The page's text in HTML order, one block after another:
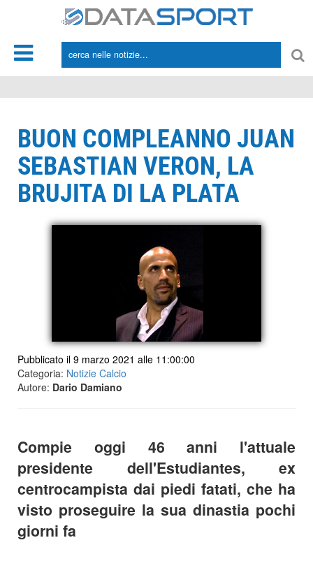
BUON COMPLEANNO JUAN
SEBASTIAN VERON, LA
BRUJITA DI LA PLATA
Pubblicato il 9 marzo 2021 alle 11:00:00
Categoria: Notizie Calcio
Autore: Dario Damiano
Compie oggi 46 anni l'attuale
presidente dell'Estudiantes, ex
centrocampista dai piedi fatati, che ha
visto proseguire la sua dinastia pochi
giorni fa